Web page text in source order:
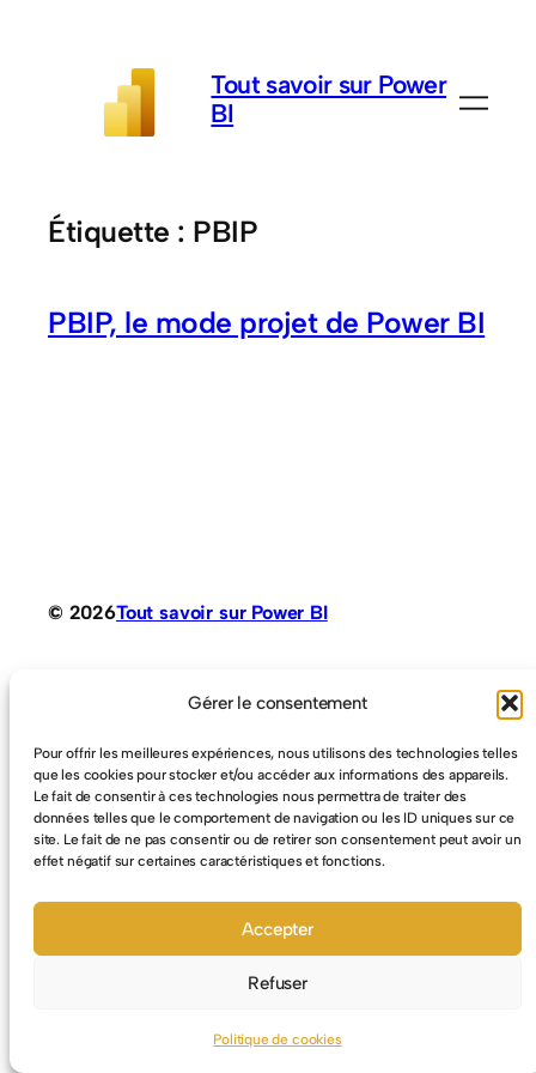
Gérer le consentement
Pour offrir les meilleures expériences, nous utilisons des technologies telles
que les cookies pour stocker et/ou accéder aux informations des appareils.
Le fait de consentir à ces technologies nous permettra de traiter des
données telles que le comportement de navigation ou les ID uniques sur ce
site. Le fait de ne pas consentir ou de retirer son consentement peut avoir un
effet négatif sur certaines caractéristiques et fonctions.
Accepter
Refuser
Politique de cookies
Tout savoir sur Power
BI
Étiquette : PBIP
PBIP, le mode projet de Power BI
© 2026Tout savoir sur Power BI